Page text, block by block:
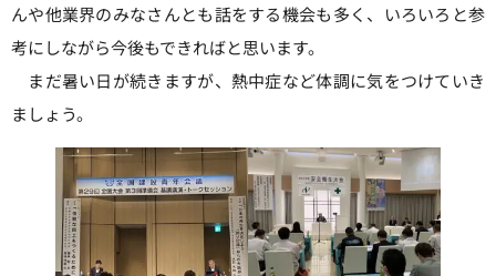
んや他業界のみなさんとも話をする機会も多く、いろいろと参
考にしながら今後もできればと思います。
まだ暑い日が続きますが、熱中症など体調に気をつけていき
ましょう。